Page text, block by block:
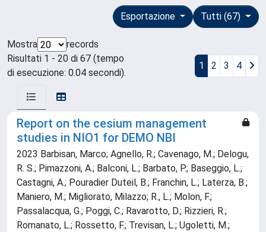
Tutti (67)
Esportazione
Mostra
records
Risultati 1 - 20 di 67 (tempo
di esecuzione: 0.04 secondi).
1 2 3 4
Report on the cesium management
studies in NIO1 for DEMO NBI
2023 Barbisan, Marco; Agnello, R.; Cavenago, M.; Delogu,
R. S.; Pimazzoni, A.; Balconi, L.; Barbato, P.; Baseggio, L.;
Castagni, A.; Pouradier Duteil, B.; Franchin, L.; Laterza, B.;
Maniero, M.; Migliorato, Milazzo; R., L.; Molon, F.;
Passalacqua, G.; Poggi, C.; Ravarotto, D.; Rizzieri, R.;
Romanato, L.; Rossetto, F.; Trevisan, L.; Ugoletti, M.;